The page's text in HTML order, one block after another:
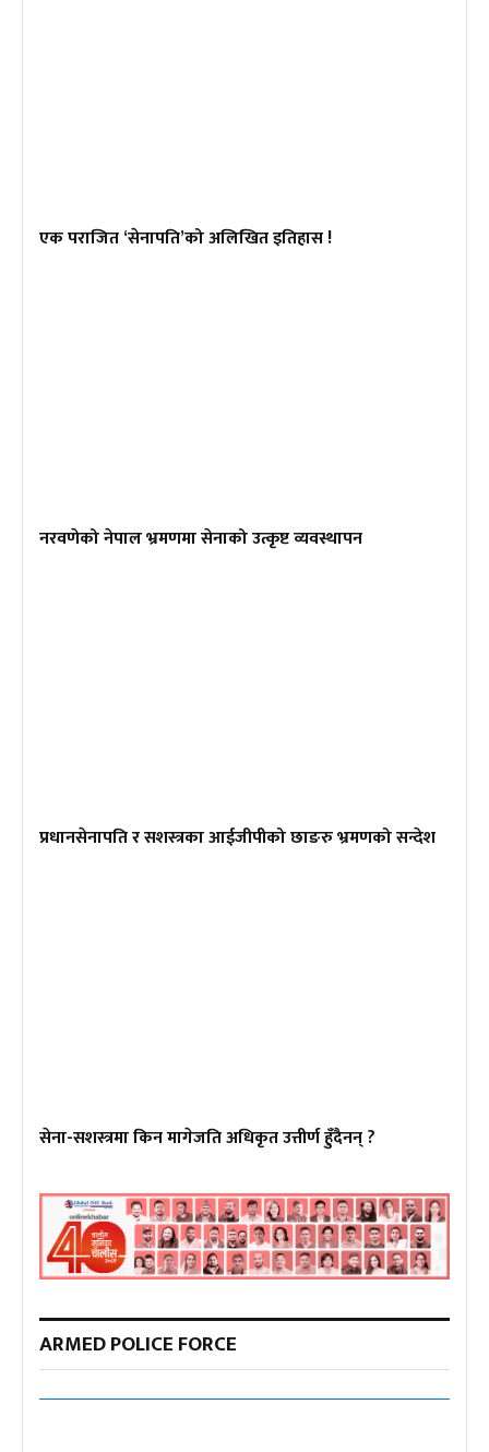
एक पराजित ‘सेनापति’को अलिखित इतिहास !
नरवणेको नेपाल भ्रमणमा सेनाको उत्कृष्ट व्यवस्थापन
प्रधानसेनापति र सशस्त्रका आईजीपीको छाङरु भ्रमणको सन्देश
सेना-सशस्त्रमा किन मागेजति अधिकृत उत्तीर्ण हुँदैनन् ?
ARMED POLICE FORCE